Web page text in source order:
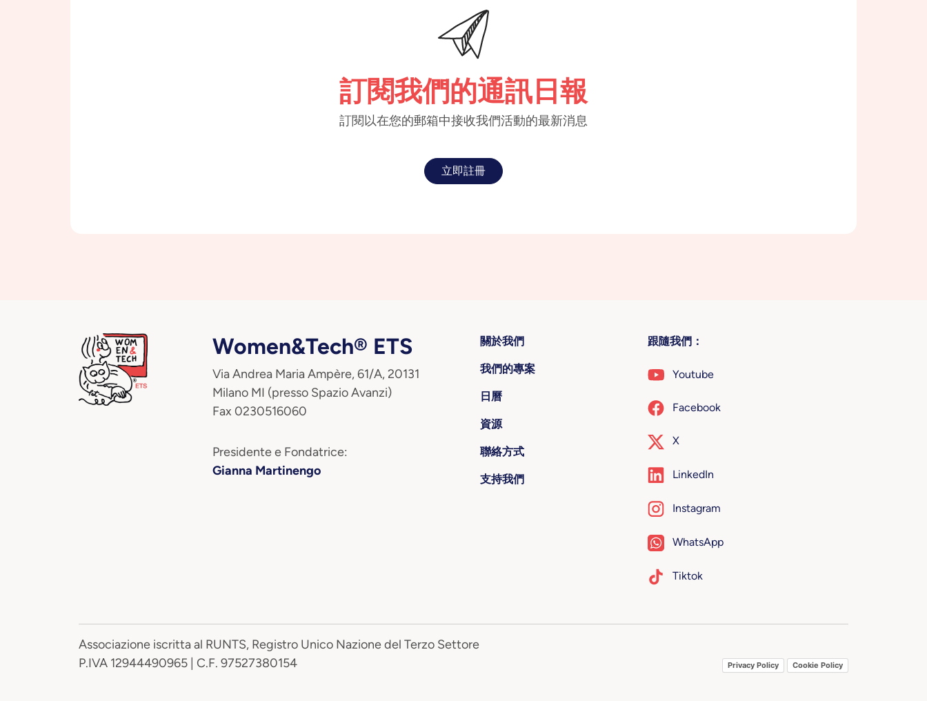
訂閱我們的通訊日報
訂閱以在您的郵箱中接收我們活動的最新消息
立即註冊
Women&Tech® ETS
Via Andrea Maria Ampère, 61/A, 20131
Milano MI (presso Spazio Avanzi)
Fax 0230516060
Presidente e Fondatrice:
Gianna Martinengo
關於我們
我們的專案
日曆
資源
聯絡方式
支持我們
跟隨我們：
Youtube
Facebook
X
LinkedIn
Instagram
WhatsApp
Tiktok
Associazione iscritta al RUNTS, Registro Unico Nazione del Terzo Settore
P.IVA 12944490965 | C.F. 97527380154
Privacy Policy Cookie Policy